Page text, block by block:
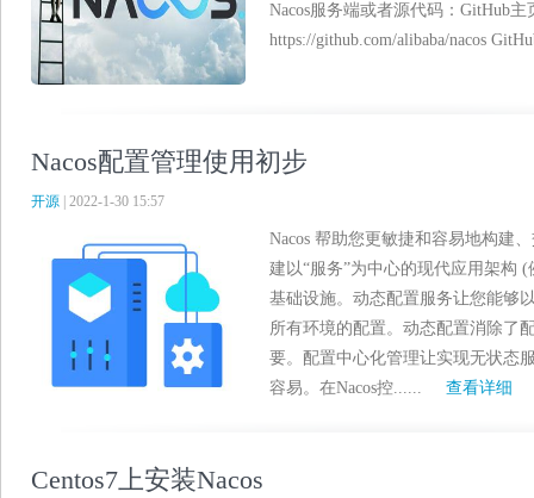
Nacos服务端或者源代码：GitHub主
https://github.com/alibaba/nacos
Nacos配置管理使用初步
开源 | 2022-1-30 15:57
Nacos 帮助您更敏捷和容易地构建
建以“服务”为中心的现代应用架构
基础设施。动态配置服务让您能够
所有环境的配置。动态配置消除了
要。配置中心化管理让实现无状态
容易。在Nacos控......
查看详细
Centos7上安装Nacos